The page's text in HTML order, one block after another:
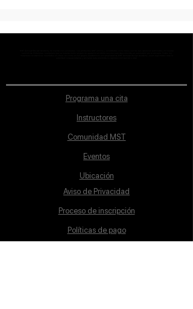
Programa una cita
Instructores
Comunidad MST
Eventos
Ubicación
Aviso de Privacidad
Proceso de inscripción
Políticas de pago